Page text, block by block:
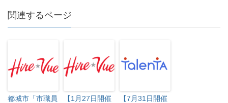
で
開
き
関連するページ
都城市「市職員
【1月27日開催
【7月31日開催